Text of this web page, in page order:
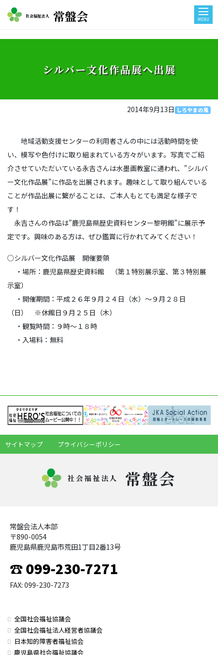
社会福祉法人 常盤会 MENU
シルバー文化作品展へ出展
2014年9月13日 しろやまの風
地域活動支援センターの利用者さんの中には活動時間を使
い、模写や色付けに取り組まれている方々がいます。写真でご紹
介させていただいている永吉さんは水墨画教室に通われ、”シルバ
ー文化作品展”に作品を出展されます。趣味として取り組んでいる
ことが作品出展に繋がることは、ご本人もとても満足な様子で
す！
永吉さんの作品は”鹿児島県歴史資料センター黎明館”に展示予
定です。興味のある方は、ぜひ鑑賞に行かれてみてください！
○シルバー文化作品展 開催要領
・場所：鹿児島県歴史資料館 （第１特別展示室、第３特別展
示室）
・開催期間：平成２６年９月２４日（水）～９月２８日
（日） ※休館日９月２５日（木）
・観覧時間：９時～１８時
・入場料：無料
サイトマップ プライバシーポリシー
社会福祉法人 常盤会
常盤会法人本部
〒890-0054
鹿児島県鹿児島市荒田1丁目2番13号
☎ 099-230-7271
FAX: 099-230-7273
全国社会福祉協議会
全国社会福祉法人経営者協議会
日本知的障害者福祉協会
鹿児島県社会福祉協議会